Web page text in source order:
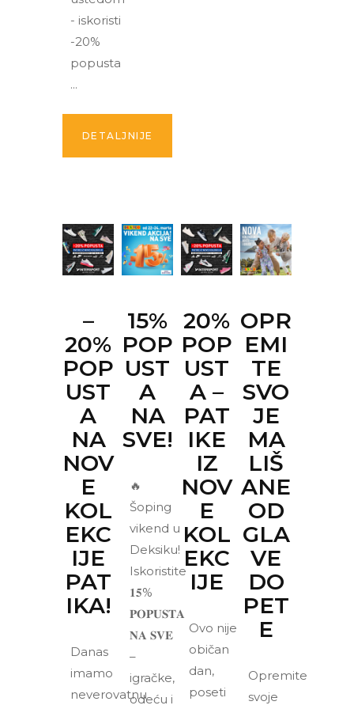
- iskoristi
-20%
popusta
DETALJNIJE
–
20%
POP
UST
A
NA
NOV
E
KOL
EKC
IJE
PAT
IKA!
Danas
imamo
neverovatnu
15%
POP
UST
A
NA
SVE!
🔥
Šoping
vikend u
Deksiku!
Iskoristite
𝟏𝟓%
𝐏𝐎𝐏𝐔𝐒𝐓𝐀
𝐍𝐀 𝐒𝐕𝐄
–
igračke,
odeću i
20%
POP
UST
A –
PAT
IKE
IZ
NOV
E
KOL
EKC
IJE
Ovo nije
običan
dan,
poseti
OPR
EMI
TE
SVO
JE
MA
LIŠ
ANE
OD
GLA
VE
DO
PET
E
Opremite
svoje